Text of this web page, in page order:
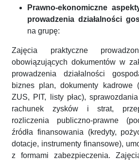
Prawno-ekonomiczne
prowadzenia działalności
na grupę:
Zajęcia praktyczne
obowiązujących dokumentów w
prowadzenia działalności
biznes plan, dokumenty kadrowe
ZUS, PIT, listy płac),
rachunek zysków i strat,
rozliczenia publiczno-prawne
źródła finansowania (kredyty,
dotacje, instrumenty finansowe),
z formami zabezpieczenia.